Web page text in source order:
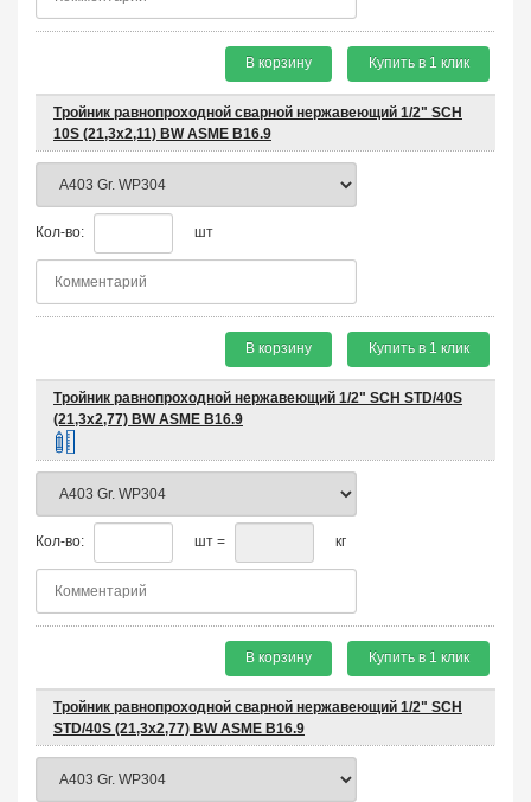
В корзину Купить в 1 клик
Тройник равнопроходной сварной нержавеющий 1/2" SCH
10S (21,3х2,11) BW ASME B16.9
Кол-во: шт
В корзину Купить в 1 клик
Тройник равнопроходной нержавеющий 1/2" SCH STD/40S
(21,3х2,77) BW ASME B16.9
Кол-во: шт = кг
В корзину Купить в 1 клик
Тройник равнопроходной сварной нержавеющий 1/2" SCH
STD/40S (21,3х2,77) BW ASME B16.9